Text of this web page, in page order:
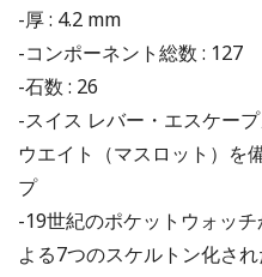
-厚 : 4.2 mm
-コンポーネント総数 : 127
-石数 : 26
-スイス レバー・エスケー
ウエイト（マスロット）を
プ
-19世紀のポケットウォッ
よる7つのスケルトン化さ